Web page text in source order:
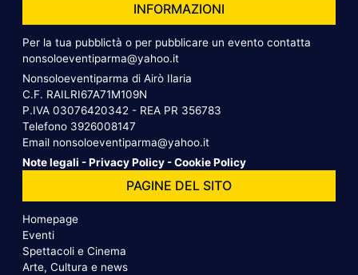
INFORMAZIONI
Per la tua pubblictà o per pubblicare un evento contatta
nonsoloeventiparma@yahoo.it
Nonsoloeventiparma di Airò Ilaria
C.F. RAILRI67A71M109N
P.IVA 03076420342 - REA PR 356783
Telefono 3926008147
Email nonsoloeventiparma@yahoo.it
Note legali -Privacy Policy -Cookie Policy
PAGINE DEL SITO
Homepage
Eventi
Spettacoli e Cinema
Arte, Cultura e news